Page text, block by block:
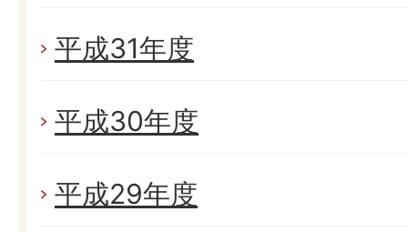
平成31年度
平成30年度
平成29年度